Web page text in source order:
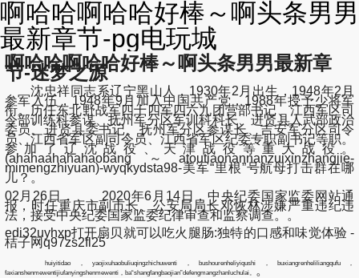
啊哈哈啊哈哈好棒～啊头条男男
最新章节-pg电玩城
啊哈哈啊哈哈好棒～啊头条男男最新章
节-迷梦之源
沈忠祥同志系辽宁黑山人，1930年2月出生，1948年2月
参军入伍，1948年9月加入中国共产党，1988年授予少将军
衔。历任东北野战军四十四军四六九团营部书记、江西军区司
令部训练科参谋、抚州军分区军训科科长、进贤县人武部政治
委员、进贤县委书记、抚州军分区参谋长、吉安军分区司令
员、江西省军区副司令员、江西省军区纪委专职副书记等职。
参加了辽沈战役、天津战役等重大战役。
(ahahaahahahaobang～atoutiaonannanzuixinzhangjie-
mimengzhiyuan)-wyqkydsta98-美军“里根”号航母打击群在哪
儿？。
02月26日， 2020年6月14日，中央纪委国家监委网站通
报，时任重庆市副市长、公安局局长邓恢林涉嫌严重违纪违
法，接受中央纪委国家监委纪律审查和监察调查。。
edi32uyhxp打开扇贝就可以吃火腿肠:独特的口感和味觉体验 -
桔子网q97zs2fl25
huiyitidao，yaojixuhaobuliuqingzhichuwenti，bushourenheliyiqushi，buxiangrenheliliangqufu，
faxianshenmewentijiufanyingshenmewenti，ba“shangfangbaojian”defengmangzhanluchulai。
。